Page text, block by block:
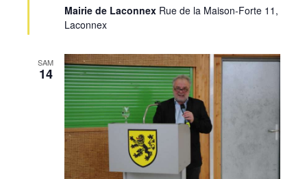
Mairie de Laconnex Rue de la Maison-Forte 11,
Laconnex
SAM
14